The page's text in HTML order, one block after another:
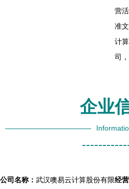
营
准
计
司
企业
公司名称： 武汉噢易云计算股份有限经